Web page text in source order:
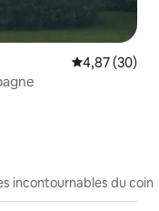
Note
4,87 (30)
incontournables du coin